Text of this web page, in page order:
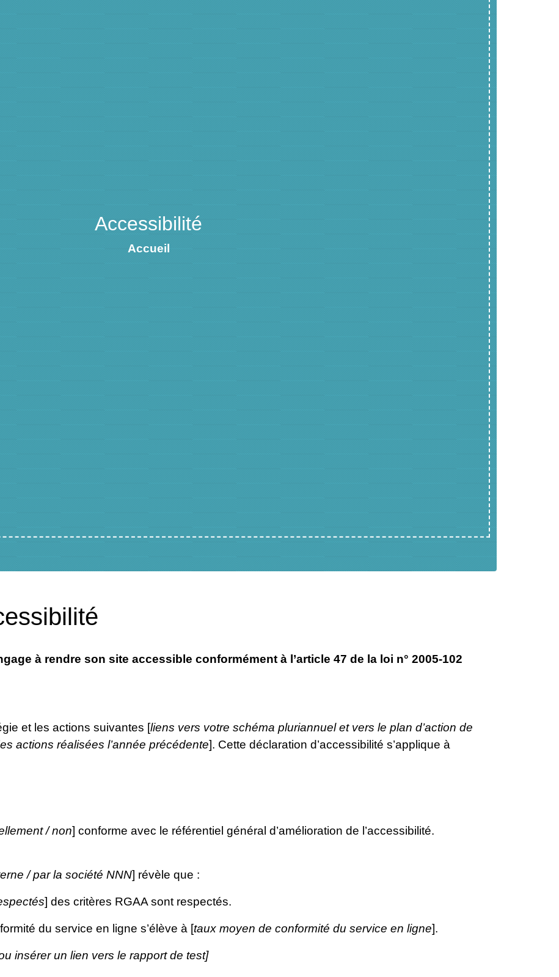
Accessibilité
Accueil
à rendre son site accessible conformément à l’article 47 de la loi n° 2005-102
et les actions suivantes [liens vers votre schéma pluriannuel et vers le plan d’action de
actions réalisées l’année précédente]. Cette déclaration d’accessibilité s’applique à
/ non] conforme avec le référentiel général d’amélioration de l’accessibilité.
/ par la société NNN] révèle que :
] des critères RGAA sont respectés.
du service en ligne s’élève à [taux moyen de conformité du service en ligne].
insérer un lien vers le rapport de test]